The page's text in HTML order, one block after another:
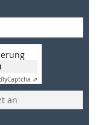
Captcha ⇗
an